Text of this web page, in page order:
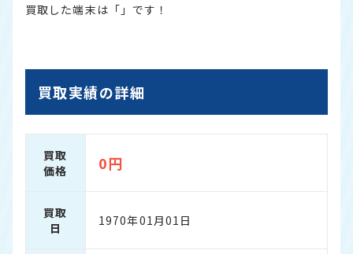
買取した端末は「」です！
買取実績の詳細
買取
価格
0円
買取
日
1970年01月01日